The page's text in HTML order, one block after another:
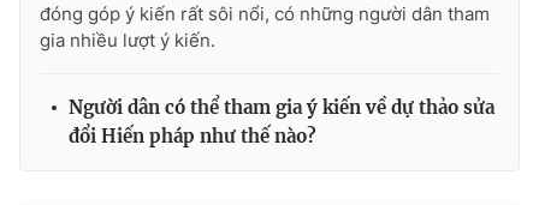
® Cấm sao chép dưới mọi hình thức nếu không có sự chấp
thuận bằng văn bản. Ghi rõ nguồn VTV.vn khi phát hành lại
đóng góp ý kiến rất sôi nổi, có những người dân tham
gia nhiều lượt ý kiến.
Người dân có thể tham gia ý kiến về dự thảo sửa
đổi Hiến pháp như thế nào?